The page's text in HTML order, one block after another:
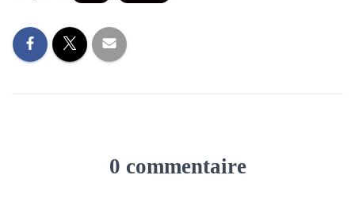
0 commentaire